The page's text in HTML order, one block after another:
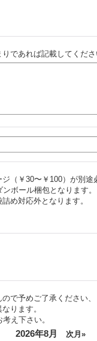
であれば記載してくださ
（￥30〜￥100）が別途
ボール梱包となります。
め対応外となります。
で予めご了承ください、
ります。
え下さい。
2026年8月 次月»